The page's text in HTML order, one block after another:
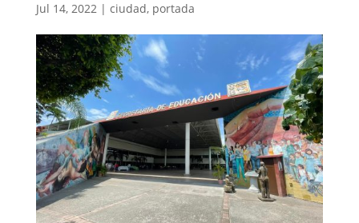
Jul 14, 2022| ciudad, portada